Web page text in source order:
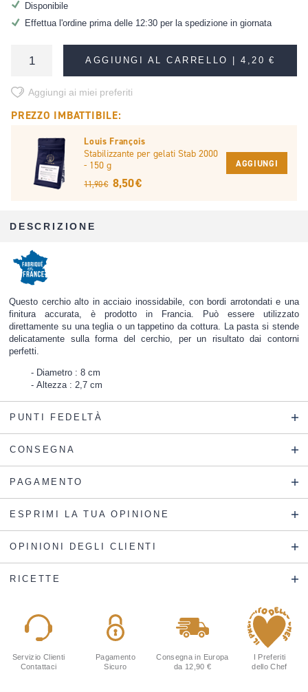
Disponibile
Effettua l'ordine prima delle 12:30 per la spedizione in giornata
AGGIUNGI AL CARRELLO |4,20 €
Aggiungi ai miei preferiti
PREZZO IMBATTIBILE:
Louis François
Stabilizzante per gelati Stab 2000
- 150 g
11,90 € 8,50 €
AGGIUNGI
DESCRIZIONE
Questo cerchio alto in acciaio inossidabile, con bordi arrotondati e una
finitura accurata, è prodotto in Francia. Può essere utilizzato
direttamente su una teglia o un tappetino da cottura. La pasta si stende
delicatamente sulla forma del cerchio, per un risultato dai contorni
perfetti.
Diametro : 8 cm
Altezza : 2,7 cm
PUNTI FEDELTÀ
CONSEGNA
PAGAMENTO
ESPRIMI LA TUA OPINIONE
OPINIONI DEGLI CLIENTI
RICETTE
Servizio Clienti
Contattaci
Pagamento
Sicuro
Consegna in Europa
da 12,90 €
I Preferiti
dello Chef